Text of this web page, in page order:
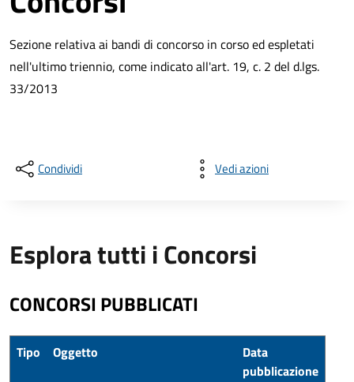
Sezione relativa ai bandi di concorso in corso ed espletati
nell'ultimo triennio, come indicato all'art. 19, c. 2 del d.lgs.
33/2013
Condividi Vedi azioni
Esplora tutti i Concorsi
CONCORSI PUBBLICATI
Tipo Oggetto
Data
pubblicazione